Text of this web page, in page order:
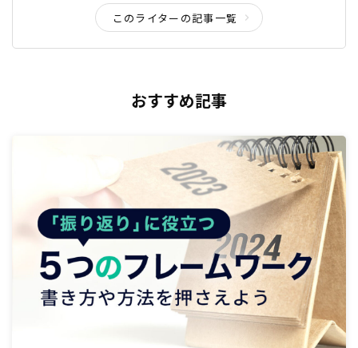
このライターの記事一覧
おすすめ記事